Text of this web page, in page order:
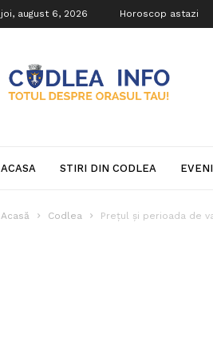
joi, august 6, 2026 Horoscop astazi
Info
ACASA STIRI DIN CODLEA
Acasă Codlea Prețul și perioada de